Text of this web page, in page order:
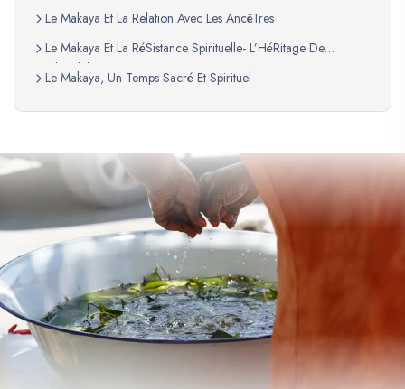
Le Makaya Et La Relation Avec Les AncêTres
Le Makaya Et La RéSistance Spirituelle- L’HéRitage De
Mackandal
Le Makaya, Un Temps Sacré Et Spirituel